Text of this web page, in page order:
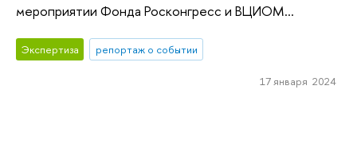
мероприятии Фонда Росконгресс и ВЦИОМ...
Экспертиза репортаж о событии
17 января 2024